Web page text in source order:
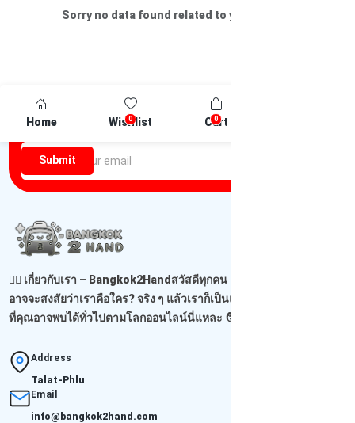
Sorry no data found related to your search
Home 0
Wishlist 0
Cart
Newsletter
Submit
🙋‍♂️ เกี่ยวกับเรา – Bangkok2Handสวัสดีทุกคน เจอกันอีกแล้วนะ! 😊คุณ
อาจจะสงสัยว่าเราคือใคร? จริง ๆ แล้วเราก็เป็นแค่ผู้ขายธรรมดาคนหนึ่ง
ที่คุณอาจพบได้ทั่วไปตามโลกออนไลน์นี่แหละ 🧑‍...
Address
Talat-Phlu
Email
info@bangkok2hand.com